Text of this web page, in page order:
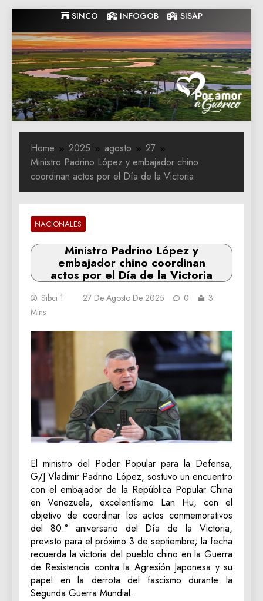
to
content
SINCO INFOGOB SISAP
Gobernacion
de Guarico
Gobernacion de Guarico
Home 2025 agosto
27
Ministro Padrino López y embajador chino
coordinan actos por el Día de la Victoria
NACIONALES
Ministro Padrino López y
embajador chino coordinan
actos por el Día de la Victoria
Sibci 1 27 De Agosto De 2025 0
3
Mins
El ministro del Poder Popular para la Defensa,
G/J Vladimir Padrino López, sostuvo un encuentro
con el embajador de la República Popular China
en Venezuela, excelentísimo Lan Hu, con el
objetivo de coordinar los actos conmemorativos
del 80.° aniversario del Día de la Victoria,
previsto para el próximo 3 de septiembre; la fecha
recuerda la victoria del pueblo chino en la Guerra
de Resistencia contra la Agresión Japonesa y su
papel en la derrota del fascismo durante la
Segunda Guerra Mundial.